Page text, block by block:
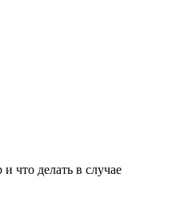
что делать в случае